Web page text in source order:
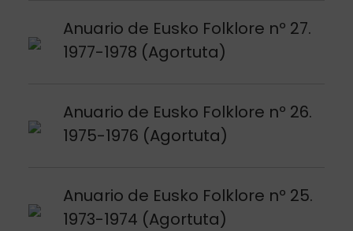
Anuario de Eusko Folklore nº 27.
1977-1978 (Agortuta)
Argitalpena ikusi
Anuario de Eusko Folklore nº 26.
1975-1976 (Agortuta)
Argitalpena ikusi
Anuario de Eusko Folklore nº 25.
1973-1974 (Agortuta)
Argitalpena ikusi